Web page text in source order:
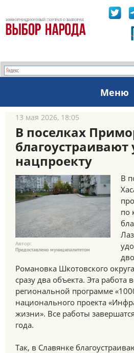
Меню
13 мая 2026, 18:05
В поселках
нацпроекту
Автор:
Предоставлено муниципалитетом
В
по
Романовка Шкотовского
сразу два объекта. Эта работа
региональной программе
национального проекта
жизни». Все работы
года.
Так, в Славянке